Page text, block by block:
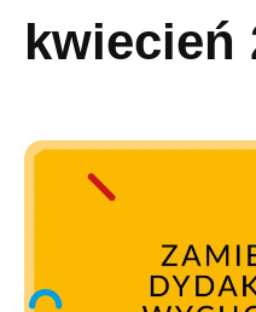
kwiecień